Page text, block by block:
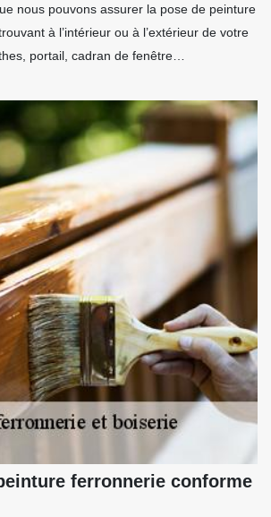
nous pouvons assurer la pose de peinture
à l’intérieur ou à l’extérieur de votre
portail, cadran de fenêtre…
ferronnerie conforme